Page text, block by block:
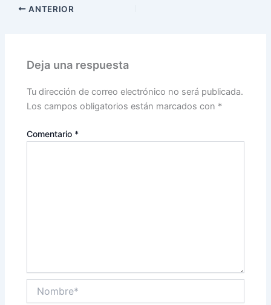
ANTERIOR
Deja una respuesta
Tu dirección de correo electrónico no será publicada.
Los campos obligatorios están marcados con *
Comentario *